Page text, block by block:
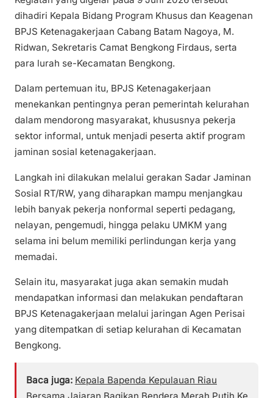
dihadiri Kepala Bidang Program Khusus dan Keagenan
BPJS Ketenagakerjaan Cabang Batam Nagoya, M.
Ridwan, Sekretaris Camat Bengkong Firdaus, serta
para lurah se-Kecamatan Bengkong.
Dalam pertemuan itu, BPJS Ketenagakerjaan
menekankan pentingnya peran pemerintah kelurahan
dalam mendorong masyarakat, khususnya pekerja
sektor informal, untuk menjadi peserta aktif program
jaminan sosial ketenagakerjaan.
Langkah ini dilakukan melalui gerakan Sadar Jaminan
Sosial RT/RW, yang diharapkan mampu menjangkau
lebih banyak pekerja nonformal seperti pedagang,
nelayan, pengemudi, hingga pelaku UMKM yang
selama ini belum memiliki perlindungan kerja yang
memadai.
Selain itu, masyarakat juga akan semakin mudah
mendapatkan informasi dan melakukan pendaftaran
BPJS Ketenagakerjaan melalui jaringan Agen Perisai
yang ditempatkan di setiap kelurahan di Kecamatan
Bengkong.
Baca juga: Kepala Bapenda Kepulauan Riau